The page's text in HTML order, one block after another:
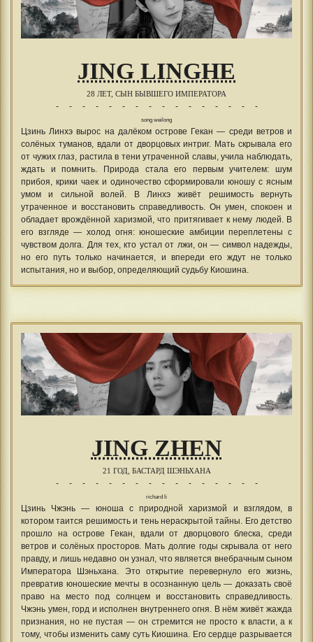
JING LINGHE
28 ЛЕТ, СЫН БЫВШЕГО ИМПЕРАТОРА
- - - - - - - - - - - - - - - -
song weilong
Цзинь Линхэ вырос на далёком острове Гекан — среди ветров и
солёных туманов, вдали от дворцовых интриг. Мать скрывала его
от чужих глаз, растила в тени утраченной славы, учила наблюдать,
ждать и помнить. Природа стала его первым учителем: шум
прибоя, крики чаек и одиночество сформировали юношу с ясным
умом и сильной волей. В Линхэ живёт решимость вернуть
утраченное и восстановить справедливость. Он умен, спокоен и
обладает врождённой харизмой, что притягивает к нему людей. В
его взгляде — холод огня: юношеские амбиции переплетены с
чувством долга. Для тех, кто устал от лжи, он — символ надежды,
но его путь только начинается, и впереди его ждут не только
испытания, но и выбор, определяющий судьбу Киошина.
JING ZHEN
21 ГОД, БАСТАРД ШЭНЬХАНА
- - - - - - - - - - - - - - - -
richard li
Цзинь Чжэнь — юноша с природной харизмой и взглядом, в
котором таится решимость и тень нераскрытой тайны. Его детство
прошло на острове Гекан, вдали от дворцового блеска, среди
ветров и солёных просторов. Мать долгие годы скрывала от него
правду, и лишь недавно он узнал, что является внебрачным сыном
Императора Шэньхана. Это открытие перевернуло его жизнь,
превратив юношеские мечты в осознанную цель — доказать своё
право на место под солнцем и восстановить справедливость.
Чжэнь умен, горд и исполнен внутреннего огня. В нём живёт жажда
признания, но не пустая — он стремится не просто к власти, а к
тому, чтобы изменить саму суть Киошина. Его сердце разрывается